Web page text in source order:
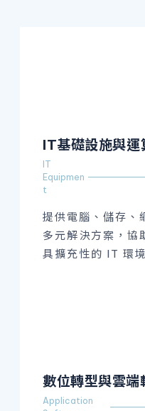
IT基礎設施與運
IT
Equipmen
t
提供電腦、儲存、
多元解決方案，協
具擴充性的 IT 環境
數位轉型與雲端
Application